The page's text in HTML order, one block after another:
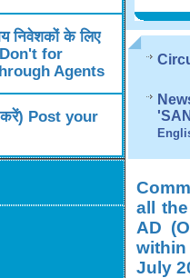
निवेशकों के लिए
Don't for
Agents
करें) Post your
all
AD
July